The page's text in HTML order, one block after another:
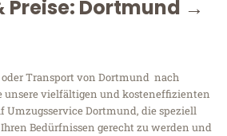
Preise: Dortmund →
Transport von Dortmund nach
unsere vielfältigen und kosteneffizienten
Umzugsservice Dortmund, die speziell
Bedürfnissen gerecht zu werden und